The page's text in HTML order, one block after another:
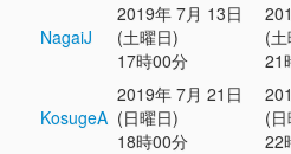
NagaiJ
2019年 7月 13日
(土曜日)
17時00分
(
21
KosugeA
2019年 7月 21日
(日曜日)
18時00分
(
22